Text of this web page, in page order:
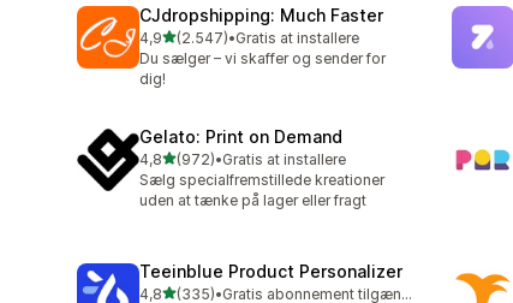
CJdropshipping: Much Faster
4,9ud af 5 stjerner
(2.547)
2547 anmeldelser i alt
•Gratis at installere
Du sælger – vi skaffer og sender for
dig!
Gelato: Print on Demand
4,8ud af 5 stjerner
(972)
972 anmeldelser i alt
•Gratis at installere
Sælg specialfremstillede kreationer
uden at tænke på lager eller fragt
Teeinblue Product Personalizer
4,8ud af 5 stjerner
(335)•
Gratis abonnement tilgængeligt